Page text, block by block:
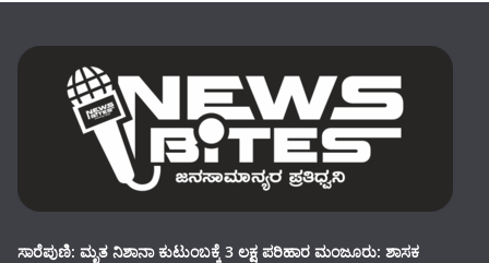
ಸಾರೆಪುಣಿ: ಮೃತ ನಿಶಾನಾ ಕುಟುಂಬಕ್ಕೆ 3 ಲಕ್ಷ ಪರಿಹಾರ ಮಂಜೂರು: ಶಾಸಕ